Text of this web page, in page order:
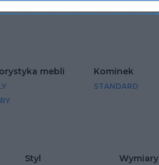
mebli Kominek
STANDARD
Styl Wymiary